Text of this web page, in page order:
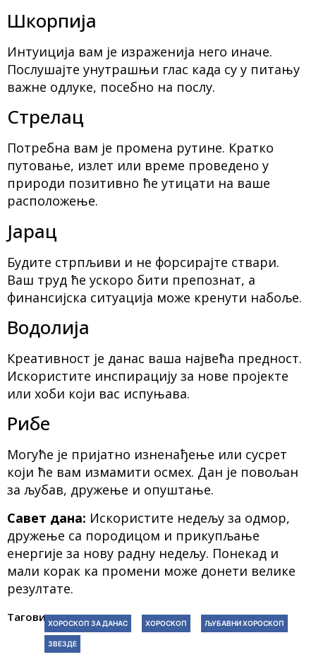
Шкорпија
Интуиција вам је израженија него иначе.
Послушајте унутрашњи глас када су у питању
важне одлуке, посебно на послу.
Стрелац
Потребна вам је промена рутине. Кратко
путовање, излет или време проведено у
природи позитивно ће утицати на ваше
расположење.
Јарац
Будите стрпљиви и не форсирајте ствари.
Ваш труд ће ускоро бити препознат, а
финансијска ситуација може кренути набоље.
Водолија
Креативност је данас ваша највећа предност.
Искористите инспирацију за нове пројекте
или хоби који вас испуњава.
Рибе
Могуће је пријатно изненађење или сусрет
који ће вам измамити осмех. Дан је повољан
за љубав, дружење и опуштање.
Савет дана: Искористите недељу за одмор,
дружење са породицом и прикупљање
енергије за нову радну недељу. Понекад и
мали корак ка промени може донети велике
резултате.
Тагови:ХОРОСКОП ЗА ДАНАС ХОРОСКОП ЉУБАВНИ ХОРОСКОП
ЗВЕЗДЕ